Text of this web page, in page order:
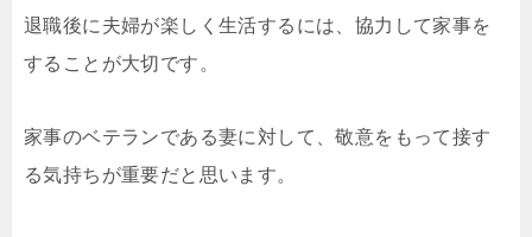
退職後に夫婦が楽しく生活するには、協力して家事を
することが大切です。
家事のベテランである妻に対して、敬意をもって接す
る気持ちが重要だと思います。